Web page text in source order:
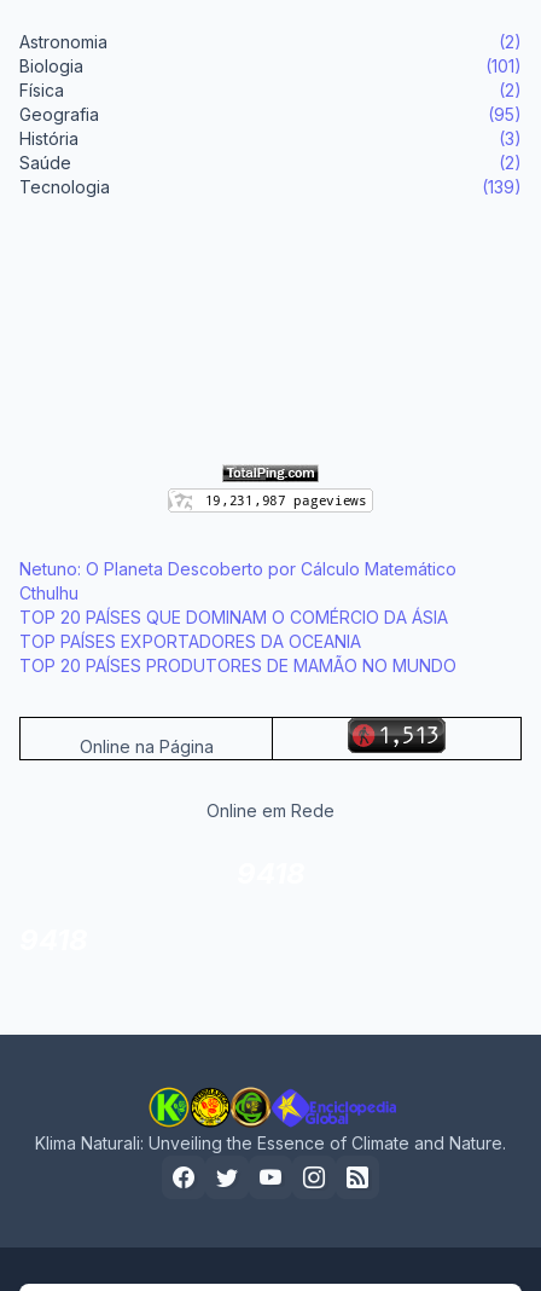
Astronomia
(2)
Biologia
(101)
Física
(2)
Geografia
(95)
História
(3)
Saúde
(2)
Tecnologia
(139)
Netuno: O Planeta Descoberto por Cálculo Matemático
Cthulhu
TOP 20 PAÍSES QUE DOMINAM O COMÉRCIO DA ÁSIA
TOP PAÍSES EXPORTADORES DA OCEANIA
TOP 20 PAÍSES PRODUTORES DE MAMÃO NO MUNDO
Online na Página
Online em Rede
Klima Naturali: Unveiling the Essence of Climate and Nature.